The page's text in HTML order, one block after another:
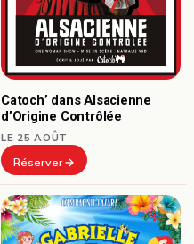
Catoch’ dans Alsacienne
d’Origine Contrôlée
LE 25 AOÛT
Réserver